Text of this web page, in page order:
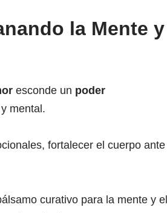
la Mente y
esconde un poder
mental.
fortalecer el cuerpo ante
curativo para la mente y el